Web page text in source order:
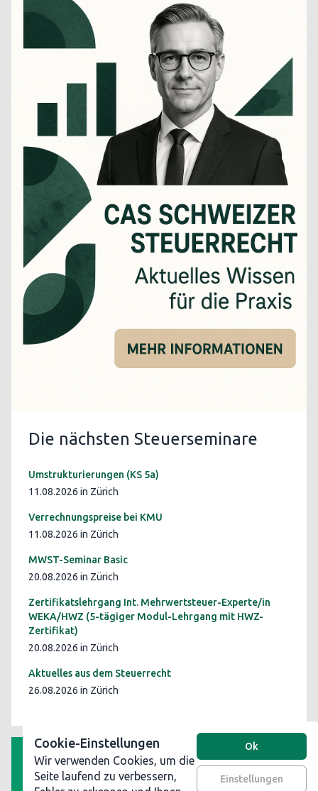
Die nächsten Steuerseminare
Umstrukturierungen (KS 5a)
11.08.2026 in Zürich
Verrechnungspreise bei KMU
11.08.2026 in Zürich
MWST-Seminar Basic
20.08.2026 in Zürich
Zertifikatslehrgang Int. Mehrwertsteuer-Experte/in
WEKA/HWZ (5-tägiger Modul-Lehrgang mit HWZ-
Zertifikat)
20.08.2026 in Zürich
Aktuelles aus dem Steuerrecht
26.08.2026 in Zürich
AGB
Cookie-Einstellungen
Wir verwenden Cookies, um die
Seite laufend zu verbessern,
Ok
Einstellungen